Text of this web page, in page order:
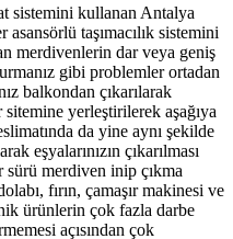
sistemini kullanan Antalya
taşımacılık sistemini
merdivenlerin dar veya geniş
gibi problemler ortadan
balkondan çıkarılarak
yerleştirilerek aşağıya
da yine aynı şekilde
eşyalarınızın çıkarılması
sürü merdiven inip çıkma
fırın, çamaşır makinesi ve
ürünlerin çok fazla darbe
açısından çok